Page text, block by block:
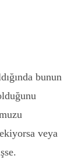
bunun
veya